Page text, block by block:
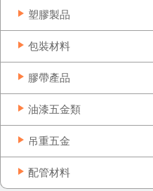
塑膠製品
包裝材料
膠帶產品
油漆五金類
吊重五金
配管材料